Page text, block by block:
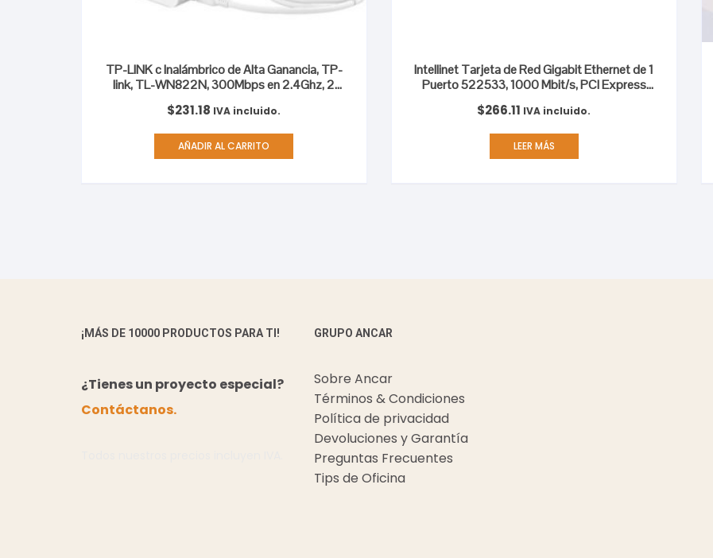
TP-LINK c Inalámbrico de Alta Ganancia, TP-
link, TL-WN822N, 300Mbps en 2.4Ghz, 2
$231.18 IVA incluido.
AÑADIR AL CARRITO
Intellinet Tarjeta de Red Gigabit Ethernet de 1
Puerto 522533, 1000 Mbit/s, PCI Express
$266.11 IVA incluido.
LEER MÁS
¡MÁS DE 10000 PRODUCTOS PARA TI!
¿Tienes un proyecto especial?
Contáctanos.
GRUPO ANCAR
Sobre Ancar
Términos & Condiciones
Política de privacidad
Devoluciones y Garantía
Preguntas Frecuentes
Tips de Oficina